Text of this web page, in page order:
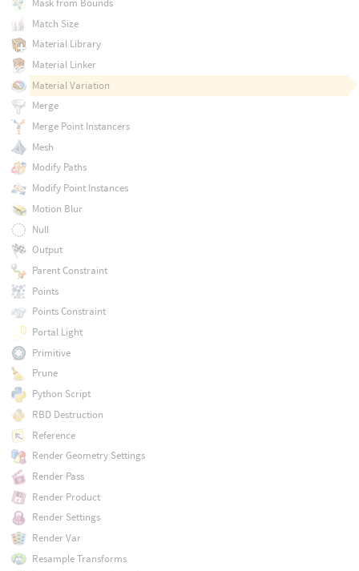
Match Size
Material Library
Material Linker
Material Variation
Merge
Merge Point Instancers
Mesh
Modify Paths
Modify Point Instances
Motion Blur
Null
Output
Parent Constraint
Points
Points Constraint
Portal Light
Primitive
Prune
Python Script
RBD Destruction
Reference
Render Geometry Settings
Render Pass
Render Product
Render Settings
Render Var
Resample Transforms